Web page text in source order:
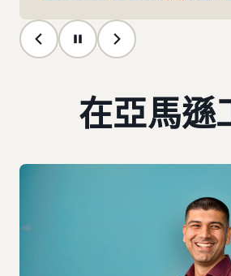
在亞馬遜